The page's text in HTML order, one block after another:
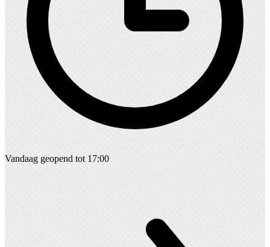
Vandaag geopend tot 17:00